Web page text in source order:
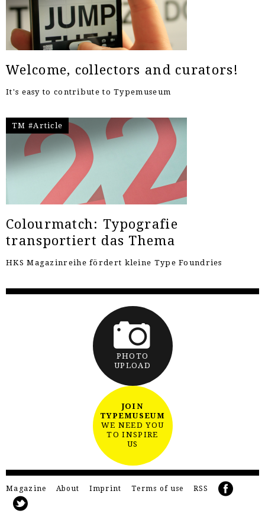
Welcome, collectors and curators!
It's easy to contribute to Typemuseum
TM #Article
Colourmatch: Typografie
transportiert das Thema
HKS Magazinreihe fördert kleine Type Foundries
PHOTO
UPLOAD
JOIN
TYPEMUSEUM
WE NEED YOU
TO INSPIRE
US
Magazine About Imprint Terms of use RSS